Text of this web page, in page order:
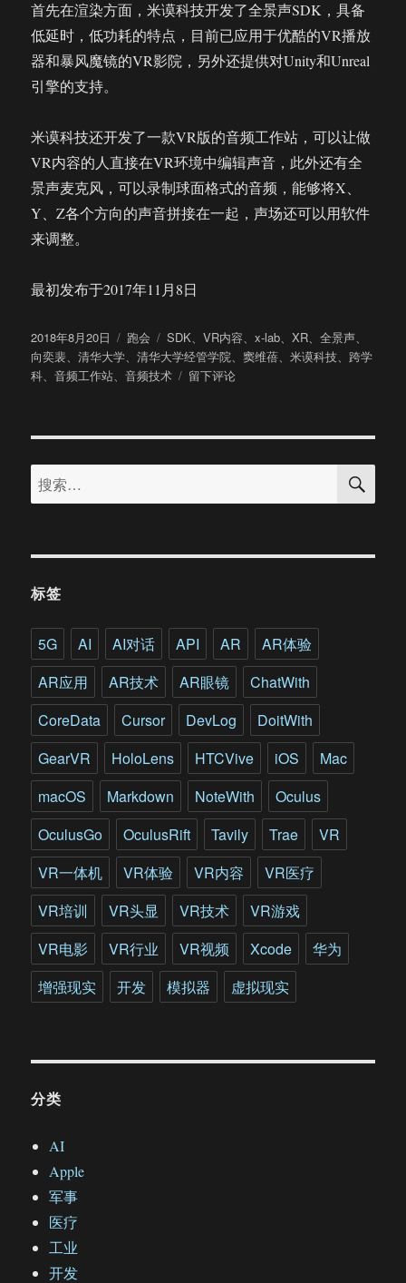
首先在渲染方面，米谟科技开发了全景声SDK，具备
低延时，低功耗的特点，目前已应用于优酷的VR播放
器和暴风魔镜的VR影院，另外还提供对Unity和Unreal
引擎的支持。
米谟科技还开发了一款VR版的音频工作站，可以让做
VR内容的人直接在VR环境中编辑声音，此外还有全
景声麦克风，可以录制球面格式的音频，能够将X、
Y、Z各个方向的声音拼接在一起，声场还可以用软件
来调整。
最初发布于2017年11月8日
发
布
于
2018年8月20日
分
类
跑会
标
签
SDK、VR内容、x-lab、XR、全景声、
向奕裴、清华大学、清华大学经管学院、窦维蓓、米谟科技、跨学
科、音频工作站、音频技术
于
x-
ACT
课
技
与
艺
术
的
结
合
留下评论
搜
索：
搜
标签
5G AI AI对话 API AR
AR体验
AR应用
AR技术 AR眼镜
ChatWith
CoreData
Cursor DevLog
DoitWith
GearVR
HoloLens HTCVive iOS
Mac
macOS
Markdown NoteWith
Oculus
OculusGo
OculusRift Tavily Trae
VR
VR一体机
VR体验 VR内容
VR医疗
VR培训
VR头显 VR技术
VR游戏
VR电影
VR行业 VR视频 Xcode
华为
增强现实
开发 模拟器 虚拟现实
分类
AI
Apple
军事
医疗
工业
开发